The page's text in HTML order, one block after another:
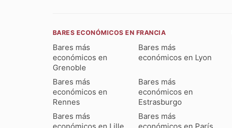
BARES ECONÓMICOS EN FRANCIA
Bares más
económicos en
Grenoble
Bares más
económicos en Lyon
Bares más
económicos en
Rennes
Bares más
económicos en
Estrasburgo
Bares más
Bares más